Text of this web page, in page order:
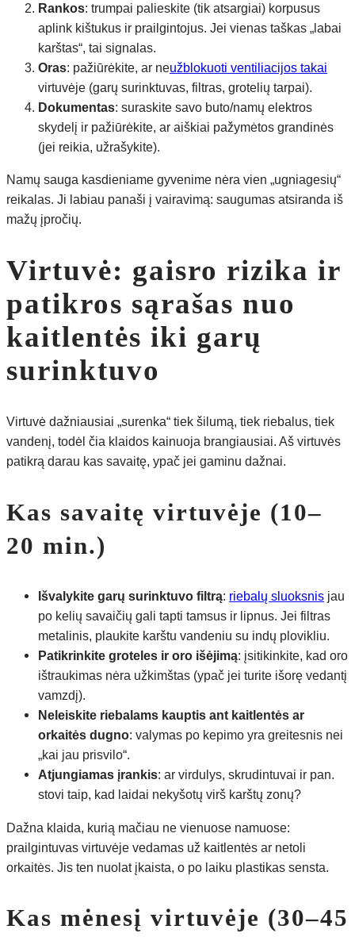
Rankos: trumpai palieskite (tik atsargiai) korpusus
aplink kištukus ir prailgintojus. Jei vienas taškas „labai
karštas“, tai signalas.
Oras: pažiūrėkite, ar neužblokuoti ventiliacijos takai
virtuvėje (garų surinktuvas, filtras, grotelių tarpai).
Dokumentas: suraskite savo buto/namų elektros
skydelį ir pažiūrėkite, ar aiškiai pažymėtos grandinės
(jei reikia, užrašykite).
Namų sauga kasdieniame gyvenime nėra vien „ugniagesių“
reikalas. Ji labiau panaši į vairavimą: saugumas atsiranda iš
mažų įpročių.
Virtuvė: gaisro rizika ir
patikros sąrašas nuo
kaitlentės iki garų
surinktuvo
Virtuvė dažniausiai „surenka“ tiek šilumą, tiek riebalus, tiek
vandenį, todėl čia klaidos kainuoja brangiausiai. Aš virtuvės
patikrą darau kas savaitę, ypač jei gaminu dažnai.
Kas savaitę virtuvėje (10–
20 min.)
Išvalykite garų surinktuvo filtrą: riebalų sluoksnis jau
po kelių savaičių gali tapti tamsus ir lipnus. Jei filtras
metalinis, plaukite karštu vandeniu su indų plovikliu.
Patikrinkite groteles ir oro išėjimą: įsitikinkite, kad oro
ištraukimas nėra užkimštas (ypač jei turite išorę vedantį
vamzdį).
Neleiskite riebalams kauptis ant kaitlentės ar
orkaitės dugno: valymas po kepimo yra greitesnis nei
„kai jau prisvilo“.
Atjungiamas įrankis: ar virdulys, skrudintuvai ir pan.
stovi taip, kad laidai nekyšotų virš karštų zonų?
Dažna klaida, kurią mačiau ne vienuose namuose:
prailgintuvas virtuvėje vedamas už kaitlentės ar netoli
orkaitės. Jis ten nuolat įkaista, o po laiku plastikas sensta.
Kas mėnesį virtuvėje (30–45